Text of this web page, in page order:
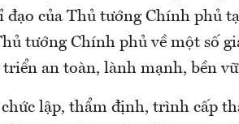
đạo của Thủ tướng Chính phủ
tướng Chính phủ về một số
an toàn, lành mạnh, bền
chức lập, thẩm định, trình cấp